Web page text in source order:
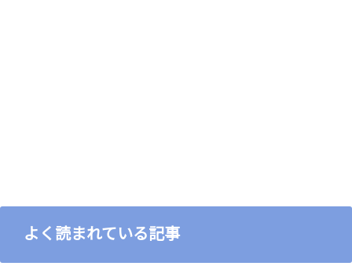
よく読まれている記事